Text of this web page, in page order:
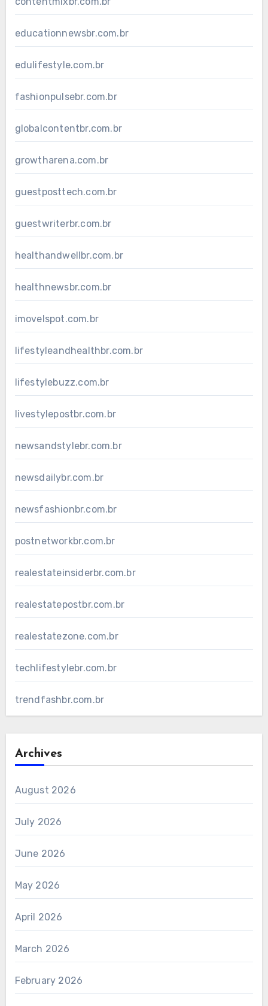
educationnewsbr.com.br
edulifestyle.com.br
fashionpulsebr.com.br
globalcontentbr.com.br
growtharena.com.br
guestposttech.com.br
guestwriterbr.com.br
healthandwellbr.com.br
healthnewsbr.com.br
imovelspot.com.br
lifestyleandhealthbr.com.br
lifestylebuzz.com.br
livestylepostbr.com.br
newsandstylebr.com.br
newsdailybr.com.br
newsfashionbr.com.br
postnetworkbr.com.br
realestateinsiderbr.com.br
realestatepostbr.com.br
realestatezone.com.br
techlifestylebr.com.br
trendfashbr.com.br
Archives
August 2026
July 2026
June 2026
May 2026
April 2026
March 2026
February 2026